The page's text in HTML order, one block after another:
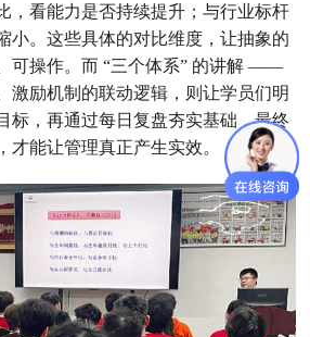
，看能力是否持续提升；与行业标杆
小。这些具体的对比维度，让抽象的
可操作。而 “三个体系” 的讲解 ——
激励机制的联动逻辑，则让学员们明
标，再通过每日复盘夯实基础，最终
才能让管理真正产生实效。